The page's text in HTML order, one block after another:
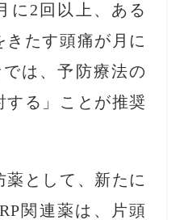
に2回以上、ある
きたす頭痛が月に
は、予防療法の
する」ことが推奨
薬として、新たに
関連薬は、片頭